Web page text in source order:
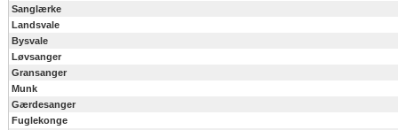
Sanglærke
Landsvale
Bysvale
Løvsanger
Gransanger
Munk
Gærdesanger
Fuglekonge